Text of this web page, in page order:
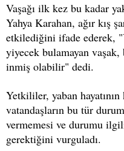
Vaşağı ilk kez bu kadar
Yahya Karahan, ağır kış
etkilediğini ifade ederek,
yiyecek bulamayan vaşak,
inmiş olabilir" dedi.
Yetkililer, yaban hayatının
vatandaşların bu tür
vermemesi ve durumu
gerektiğini vurguladı.